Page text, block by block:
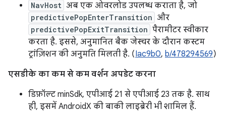
NavHost अब एक ओवरलोड उपलब्ध कराता है, जो
predictivePopEnterTransition और
predictivePopExitTransition पैरामीटर स्वीकार
करता है. इससे, अनुमानित बैक जेस्चर के दौरान कस्टम
ट्रांज़िशन की अनुमति मिलती है. (Iac9b0, b/478294569)
एसडीके का कम से कम वर्शन अपडेट करना
डिफ़ॉल्ट minSdk, एपीआई 21 से एपीआई 23 तक है. साथ
ही, इसमें AndroidX की बाकी लाइब्रेरी भी शामिल हैं.